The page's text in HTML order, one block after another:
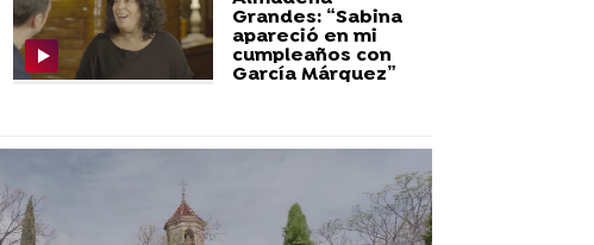
Grandes: “Sabina
apareció en mi
cumpleaños con
García Márquez”